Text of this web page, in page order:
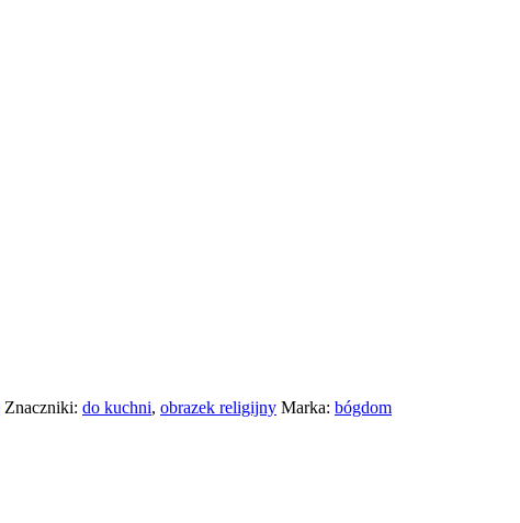
Znaczniki: do kuchni, obrazek religijny Marka: bógdom